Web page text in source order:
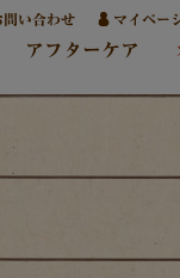
問い合わせ マイペー
アフターケア